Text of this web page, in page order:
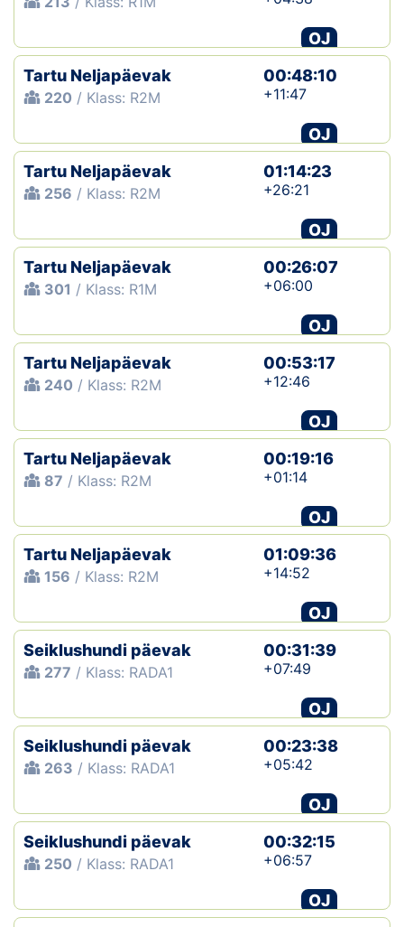
OJ
Tartu Neljapäevak
220 / Klass: R2M
00:48:10
+11:47
OJ
Tartu Neljapäevak
256 / Klass: R2M
01:14:23
+26:21
OJ
Tartu Neljapäevak
301 / Klass: R1M
00:26:07
+06:00
OJ
Tartu Neljapäevak
240 / Klass: R2M
00:53:17
+12:46
OJ
Tartu Neljapäevak
87 / Klass: R2M
00:19:16
+01:14
OJ
Tartu Neljapäevak
156 / Klass: R2M
01:09:36
+14:52
OJ
Seiklushundi päevak
277 / Klass: RADA1
00:31:39
+07:49
OJ
Seiklushundi päevak
263 / Klass: RADA1
00:23:38
+05:42
OJ
Seiklushundi päevak
250 / Klass: RADA1
00:32:15
+06:57
OJ